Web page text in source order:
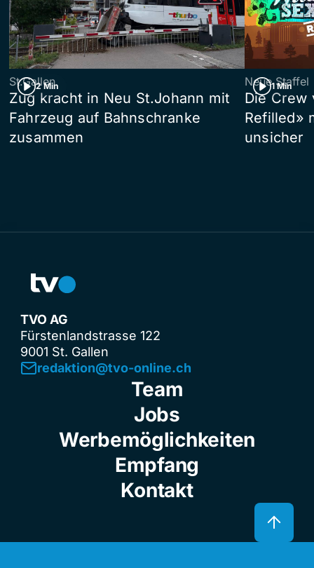
2 Min
St.Gallen
Zug kracht in Neu St.Johann mit
Fahrzeug auf Bahnschranke
zusammen
1 Min
Neue Staffel
Die Crew
Refilled»
unsicher
TVO AG
Fürstenlandstrasse 122
9001 St. Gallen
redaktion@tvo-online.ch
Team
Jobs
Werbemöglichkeiten
Empfang
Kontakt